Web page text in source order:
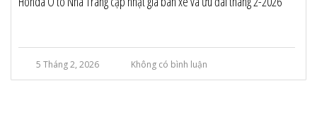
5 Tháng 2, 2026 Không có bình luận